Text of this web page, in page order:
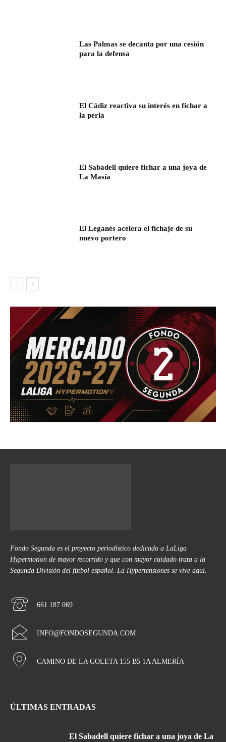
Las Palmas se decanta por una cesión
para la defensa
El Cádiz reactiva su interés en fichar a
la perla
El Sabadell quiere fichar a una joya de
La Masía
El Leganés acelera el fichaje de su
nuevo portero
Fondo Segunda es el proyecto periodístico dedicado a LaLiga
Hypermotion de mayor recorrido y que con mayor cuidado trata a la
Segunda División del fútbol español. La Hypertensiones se vive aquí.
661 187 069
INFO@FONDOSEGUNDA.COM
CAMINO DE LA GOLETA 155 B5 1A ALMERÍA
ÚLTIMAS ENTRADAS
El Sabadell quiere fichar a una joya de La